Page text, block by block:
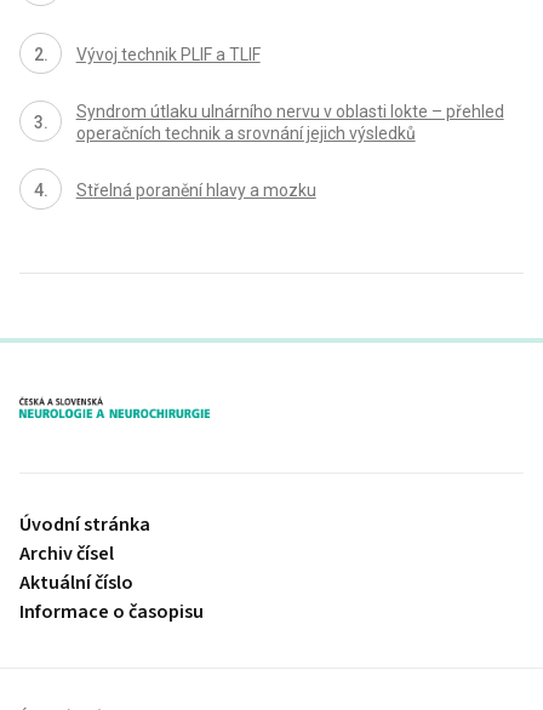
Vývoj technik PLIF a TLIF
Syndrom útlaku ulnárního nervu v oblasti lokte – přehled
operačních technik a srovnání jejich výsledků
Střelná poranění hlavy a mozku
proLékaře.cz
Úvodní stránka
Archiv čísel
Aktuální číslo
Informace o časopisu